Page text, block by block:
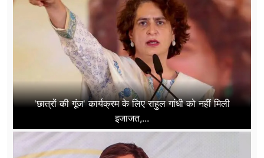
'छात्रों की गूंज' कार्यक्रम के लिए राहुल गांधी को नहीं मिली
इजाजत,...